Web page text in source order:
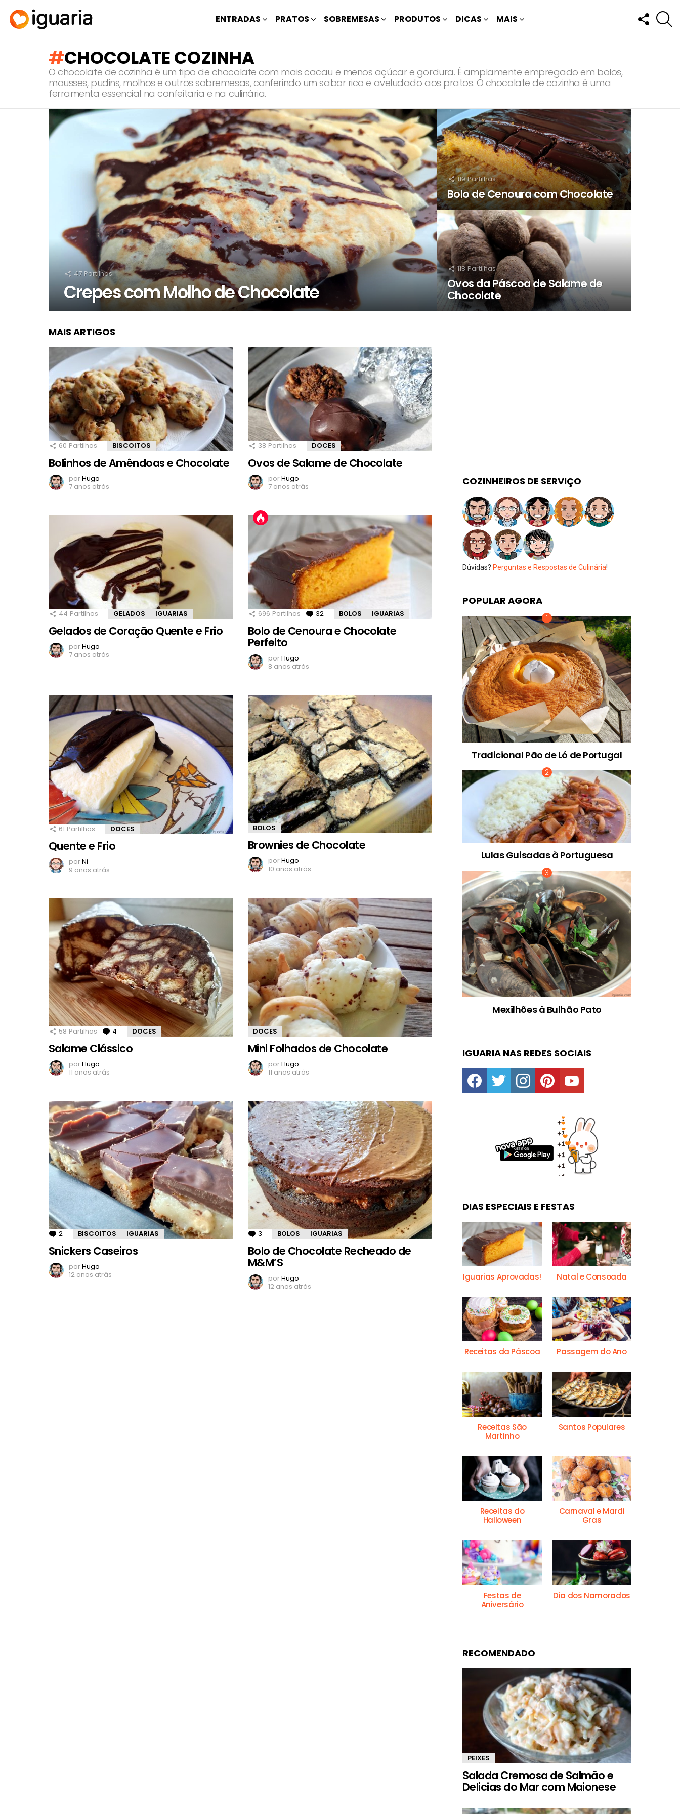
ENTRADAS PRATOS SOBREMESAS PRODUTOS DICAS MAIS
FOLLOW
US
CHOCOLATE COZINHA
O chocolate de cozinha é um tipo de chocolate com mais cacau e menos açúcar e gordura. É amplamente empregado em bolos,
mousses, pudins, molhos e outros sobremesas, conferindo um sabor rico e aveludado aos pratos. O chocolate de cozinha é uma
ferramenta essencial na confeitaria e na culinária.
RECOMENDADOS
47 Partilhas
Crepes com Molho de Chocolate
119 Partilhas
Bolo de Cenoura com Chocolate
118 Partilhas
Ovos da Páscoa de Salame de
Chocolate
MAIS ARTIGOS
60 Partilhas BISCOITOS
Bolinhos de Amêndoas e Chocolate
porHugo
7 anos atrás
38 Partilhas DOCES
Ovos de Salame de Chocolate
porHugo
7 anos atrás
44 Partilhas GELADOS IGUARIAS
Gelados de Coração Quente e Frio
porHugo
7 anos atrás
696 Partilhas 32 Comentários
BOLOS IGUARIAS
Bolo de Cenoura e Chocolate
Perfeito
porHugo
8 anos atrás
61 Partilhas DOCES
Quente e Frio
porNi
9 anos atrás
BOLOS
Brownies de Chocolate
porHugo
10 anos atrás
58 Partilhas 4 Comentários
DOCES
Salame Clássico
porHugo
11 anos atrás
DOCES
Mini Folhados de Chocolate
porHugo
11 anos atrás
2 Comentários
BISCOITOS IGUARIAS
Snickers Caseiros
porHugo
12 anos atrás
3 Comentários
BOLOS IGUARIAS
Bolo de Chocolate Recheado de
M&M’S
porHugo
12 anos atrás
COZINHEIROS DE SERVIÇO
Dúvidas? Perguntas e Respostas de Culinária!
POPULAR AGORA
Tradicional Pão de Ló de Portugal
Lulas Guisadas à Portuguesa
Mexilhões à Bulhão Pato
IGUARIA NAS REDES SOCIAIS
facebooktwitter instagrampinterestyoutube
DIAS ESPECIAIS E FESTAS
Iguarias Aprovadas! Natal e Consoada
Receitas da Páscoa Passagem do Ano
Receitas São
Martinho
Santos Populares
Receitas do
Halloween
Carnaval e Mardi
Gras
Festas de
Aniversário
Dia dos Namorados
RECOMENDADO
PEIXES
Salada Cremosa de Salmão e
Delicias do Mar com Maionese